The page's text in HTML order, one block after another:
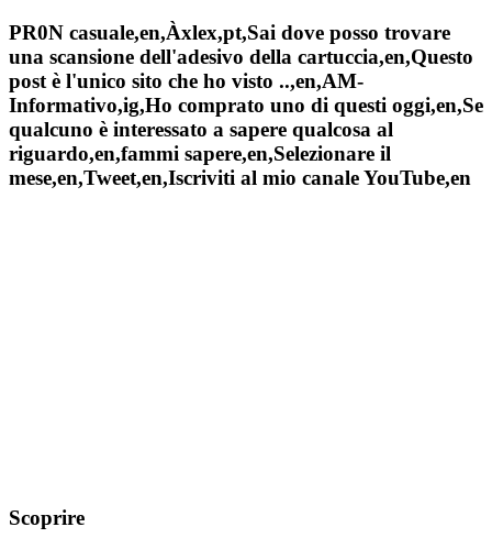
PR0N casuale,en,Àxlex,pt,Sai dove posso trovare
una scansione dell'adesivo della cartuccia,en,Questo
post è l'unico sito che ho visto ..,en,AM-
Informativo,ig,Ho comprato uno di questi oggi,en,Se
qualcuno è interessato a sapere qualcosa al
riguardo,en,fammi sapere,en,Selezionare il
mese,en,Tweet,en,Iscriviti al mio canale YouTube,en
Scoprire